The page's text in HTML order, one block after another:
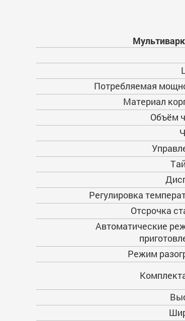
Потребляемая
Материал
Объём
Регулировка
Отсрочка
Автоматические
Режим